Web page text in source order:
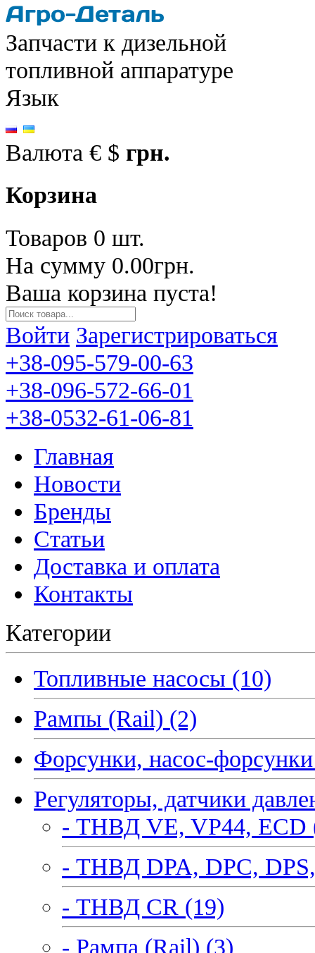
Запчасти к дизельной
топливной аппаратуре
Язык
Валюта € $ грн.
Корзина
Товаров 0 шт.
На сумму 0.00грн.
Ваша корзина пуста!
Войти Зарегистрироваться
+38-095-579-00-63
+38-096-572-66-01
+38-0532-61-06-81
Главная
Новости
Бренды
Статьи
Доставка и оплата
Контакты
Категории
Топливные насосы (10)
Рампы (Rail) (2)
Форсунки, насос-
Регуляторы, датчики
- ТНВД VE, VP44, ECD
- ТНВД DPA, DPC,
- ТНВД CR (19)
- Рампа (Rail) (3)